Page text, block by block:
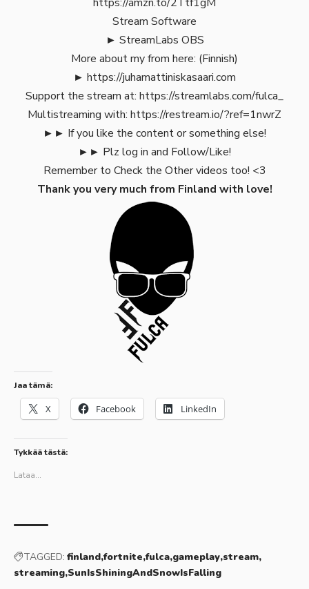
Stream Software
► StreamLabs OBS
More about my from here: (Finnish)
► https://juhamattiniskasaari.com
Support the stream at: https://streamlabs.com/fulca_
Multistreaming with: https://restream.io/?ref=1nwrZ
►► If you like the content or something else!
►► Plz log in and Follow/Like!
Remember to Check the Other videos too! <3
Thank you very much from Finland with love!
Jaa tämä:
X Facebook LinkedIn
Tykkää tästä:
Lataa...
TAGGED: finland fortnite fulca gameplay stream
streaming SunIsShiningAndSnowIsFalling